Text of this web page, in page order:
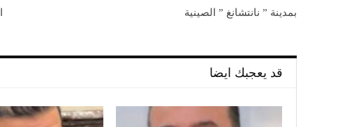
بمدينة ” نانتشانغ ” الصينية
قد يعجبك ايضا